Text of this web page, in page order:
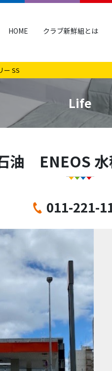
HOME クラブ新鮮組とは
ー SS
Life
油 ENEOS 水
011-221-